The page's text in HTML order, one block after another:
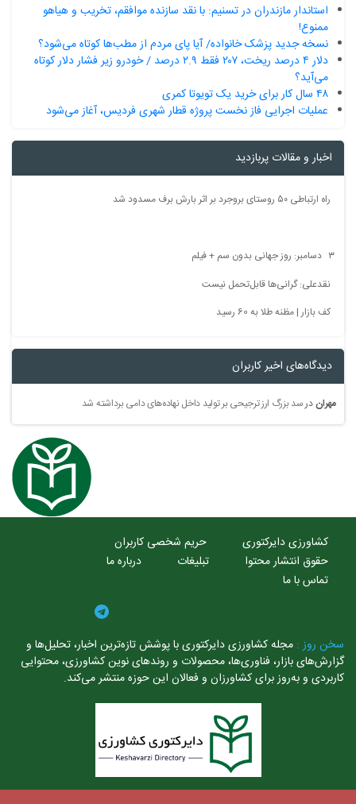
استاندار مازندران در تسنیم: با نقد سازنده موافقم، تخریب و هیاهو
ممنوع!
نسخه جدید پزشک خانواده/ آیا پای مردم از مطب‌ها‌ کوتاه می‌شود؟
دلار ۴ درصد ریخت، ۲۰۷ فقط ۲.۹ درصد / خودرو زیر فشار دلار کوتاه
می‌آید؟
۴۸ سال کار برای خرید یک تویوتا کمری
عملیات اجرایی فاز نخست پروژه قطار شهری فردیس، آغاز می‌شود
اخبار و مقالات پربازدید
راه ارتباطی ۵۰ روستای بروجرد بر اثر بارش برف مسدود شد
۳ دسامبر: روز جهانی بدون سم + فیلم
نقدعلی: گرانی‌ها قابل‌تحمل نیست
کف بازار | مظنه طلا به 60 رسید
دیدگاه‌های اخیر کاربران
مهراندرسد بزرگ ارز ترجیحی بر تولید داخل نهاده‌های دامی برداشته شد
کشاورزی دایرکتوری
حریم شخصی کاربران
حقوق انتشار محتوا
تبلیغات
درباره ما
تماس با ما
سخن روز : مجله کشاورزی دایرکتوری با پوشش تازه‌ترین اخبار، تحلیل‌ها و
گزارش‌های بازار، فناوری‌ها، محصولات و روندهای نوین کشاورزی، محتوایی
کاربردی و به‌روز برای کشاورزان و فعالان این حوزه منتشر می‌کند.